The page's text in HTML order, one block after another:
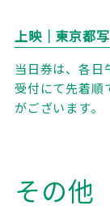
上映｜東京都
当日券は、各日
受付にて先着順
がございます。
その他